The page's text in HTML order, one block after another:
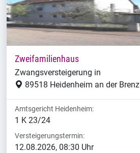
Zweifamilienhaus
Zwangsversteigerung in
89518 Heidenheim an der Brenz
Amtsgericht Heidenheim:
1 K 23/24
Versteigerungstermin:
12.08.2026, 08:30 Uhr